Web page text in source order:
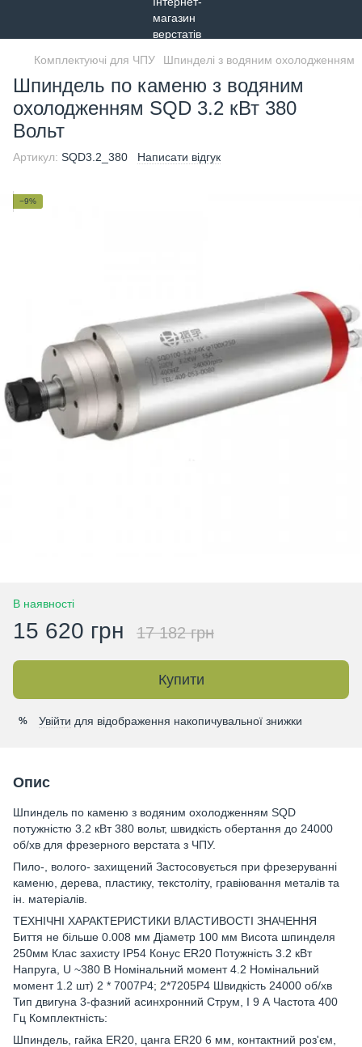
Комплектуючі для ЧПУ Шпинделі з водяним охолодженням
Шпиндель по каменю з водяним
охолодженням SQD 3.2 кВт 380
Вольт
Артикул: SQD3.2_380 Написати відгук
−9%
В наявності
15 620 грн 17 182 грн
Купити
% Увійти для відображення накопичувальної знижки
Опис
Шпиндель по каменю з водяним охолодженням SQD
потужністю 3.2 кВт 380 вольт, швидкість обертання до 24000
об/хв для фрезерного верстата з ЧПУ.
Пило-, волого- захищений Застосовується при фрезеруванні
каменю, дерева, пластику, текстоліту, гравіювання металів та
ін. матеріалів.
ТЕХНІЧНІ ХАРАКТЕРИСТИКИ ВЛАСТИВОСТІ ЗНАЧЕННЯ
Биття не більше 0.008 мм Діаметр 100 мм Висота шпинделя
250мм Клас захисту IP54 Конус ER20 Потужність 3.2 кВт
Напруга, U ~380 В Номінальний момент 4.2 Номінальний
момент 1.2 шт) 2 * 7007P4; 2*7205P4 Швидкість 24000 об/хв
Тип двигуна 3-фазний асинхронний Струм, I 9 А Частота 400
Гц Комплектність:
Шпиндель, гайка ER20, цанга ER20 6 мм, контактний роз'єм,